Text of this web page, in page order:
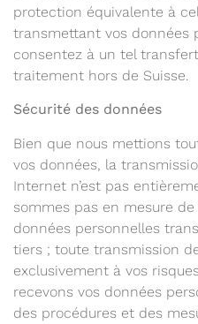
protection équivalente à
transmettant vos données
consentez à un tel
traitement hors de Suisse.
Sécurité des données
Bien que nous mettions
vos données, la
Internet n’est pas
sommes pas en mesure
données personnelles
tiers ; toute transmission
exclusivement à vos
recevons vos données
des procédures et des